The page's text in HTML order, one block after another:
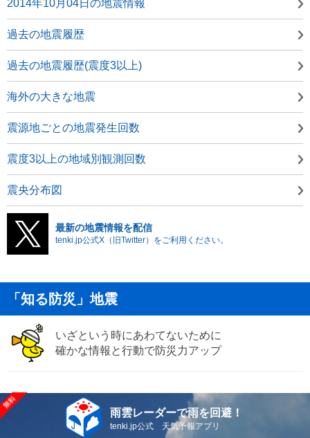
2014年10月04日の地震情報
過去の地震履歴
過去の地震履歴(震度3以上)
海外の大きな地震
震源地ごとの地震発生回数
震度3以上の地域別観測回数
震央分布図
最新の地震情報を配信
tenki.jp公式X（旧Twitter）をご利用ください。
「知る防災」地震
いざという時にあわてないために
確かな情報と行動で防災力アップ
雨雲レーダーで雨を回避！
tenki.jp公式 天気予報アプリ